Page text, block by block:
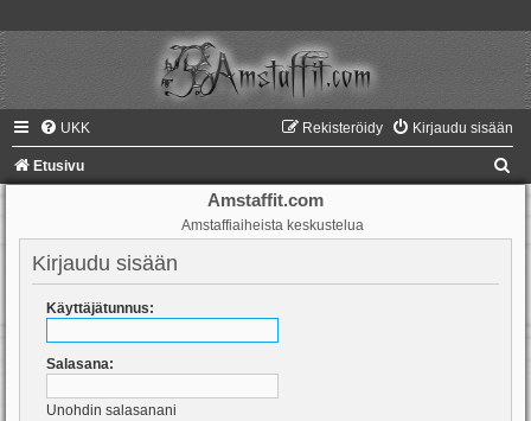
UKK Kirjaudu sisään
Rekisteröidy
Etusivu
Amstaffit.com
Amstaffiaiheista keskustelua
Kirjaudu sisään
Käyttäjätunnus:
Salasana:
Unohdin salasanani